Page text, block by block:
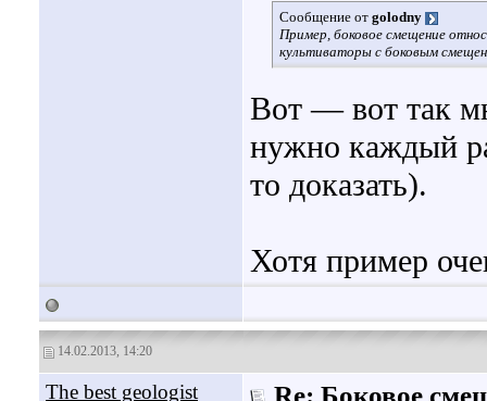
Сообщение от golodny
Пример, боковое смещение
культиваторы с боковым
Вот — вот так
нужно каждый
то доказать).
Хотя пример
14.02.2013, 14:20
The best geologist Re: Боковое